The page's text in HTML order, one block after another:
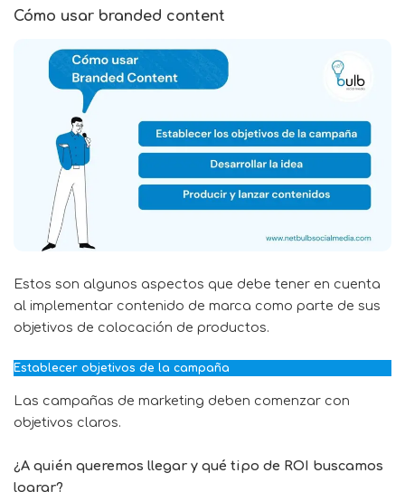
Cómo usar branded content
Estos son algunos aspectos que debe tener en cuenta
al implementar contenido de marca como parte de sus
objetivos de colocación de productos.
Establecer objetivos de la campaña
Las campañas de marketing deben comenzar con
objetivos claros.
¿A quién queremos llegar y qué tipo de ROI buscamos
lograr?